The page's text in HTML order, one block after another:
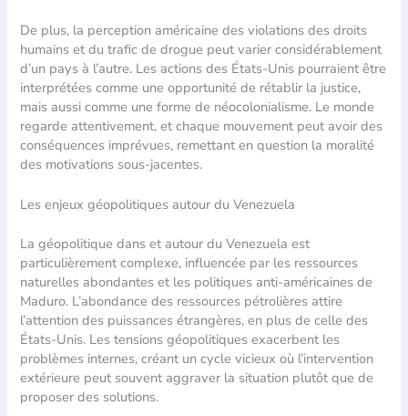
De plus, la perception américaine des violations des droits
humains et du trafic de drogue peut varier considérablement
d’un pays à l’autre. Les actions des États-Unis pourraient être
interprétées comme une opportunité de rétablir la justice,
mais aussi comme une forme de néocolonialisme. Le monde
regarde attentivement, et chaque mouvement peut avoir des
conséquences imprévues, remettant en question la moralité
des motivations sous-jacentes.
Les enjeux géopolitiques autour du Venezuela
La géopolitique dans et autour du Venezuela est
particulièrement complexe, influencée par les ressources
naturelles abondantes et les politiques anti-américaines de
Maduro. L’abondance des ressources pétrolières attire
l’attention des puissances étrangères, en plus de celle des
États-Unis. Les tensions géopolitiques exacerbent les
problèmes internes, créant un cycle vicieux où l’intervention
extérieure peut souvent aggraver la situation plutôt que de
proposer des solutions.